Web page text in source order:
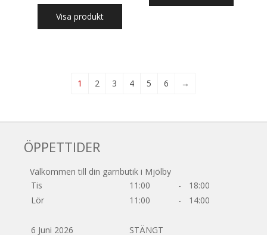
Visa produkt
1 2 3 4 5 6 →
ÖPPETTIDER
Välkommen till din garnbutik i Mjölby
Tis
11:00 -
18:00
Lör
11:00 - 14:00
6 Juni 2026 STÄNGT